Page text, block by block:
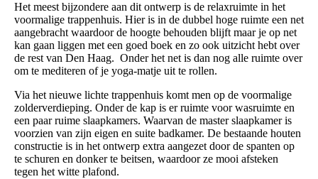
Het meest bijzondere aan dit ontwerp is de relaxruimte in het
voormalige trappenhuis. Hier is in de dubbel hoge ruimte een net
aangebracht waardoor de hoogte behouden blijft maar je op net
kan gaan liggen met een goed boek en zo ook uitzicht hebt over
de rest van Den Haag. Onder het net is dan nog alle ruimte over
om te mediteren of je yoga-matje uit te rollen.
Via het nieuwe lichte trappenhuis komt men op de voormalige
zolderverdieping. Onder de kap is er ruimte voor wasruimte en
een paar ruime slaapkamers. Waarvan de master slaapkamer is
voorzien van zijn eigen en suite badkamer. De bestaande houten
constructie is in het ontwerp extra aangezet door de spanten op
te schuren en donker te beitsen, waardoor ze mooi afsteken
tegen het witte plafond.